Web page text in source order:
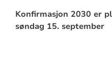
Konfirmasjon 2030 er
søndag 15. september